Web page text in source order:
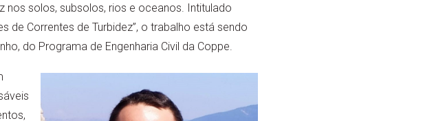
nos solos, subsolos, rios e oceanos. Intitulado
de Correntes de Turbidez”, o trabalho está sendo
do Programa de Engenharia Civil da Coppe.